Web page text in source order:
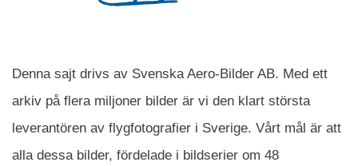
Denna sajt drivs av Svenska Aero-Bilder AB. Med ett
arkiv på flera miljoner bilder är vi den klart största
leverantören av flygfotografier i Sverige. Vårt mål är att
alla dessa bilder, fördelade i bildserier om 48